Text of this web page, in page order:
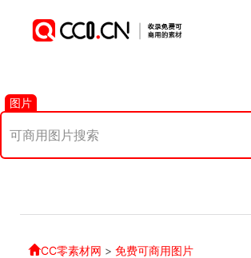
图片
CC零素材网 > 免费可商用图片